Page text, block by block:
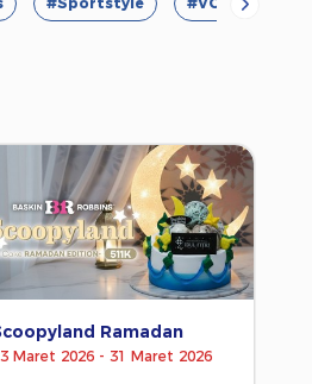
Ramadan
Maret 2026 - 31 Maret 2026